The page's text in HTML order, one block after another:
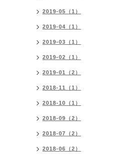
2019-05（1）
2019-04（1）
2019-03（1）
2019-02（1）
2019-01（2）
2018-11（1）
2018-10（1）
2018-09（2）
2018-07（2）
2018-06（2）